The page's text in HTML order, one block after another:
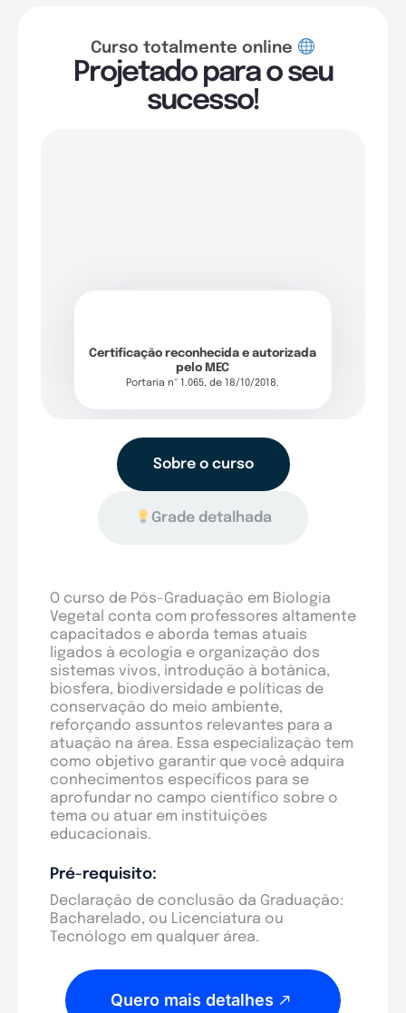
Curso totalmente online
Projetado para o seu
sucesso!
Certificação reconhecida e autorizada
pelo MEC
Portaria nº 1.065, de 18/10/2018.
Sobre o curso
Grade detalhada
O curso de Pós-Graduação em Biologia
Vegetal conta com professores altamente
capacitados e aborda temas atuais
ligados à ecologia e organização dos
sistemas vivos, introdução à botânica,
biosfera, biodiversidade e políticas de
conservação do meio ambiente,
reforçando assuntos relevantes para a
atuação na área. Essa especialização tem
como objetivo garantir que você adquira
conhecimentos específicos para se
aprofundar no campo científico sobre o
tema ou atuar em instituições
educacionais.
Pré-requisito:
Declaração de conclusão da Graduação:
Bacharelado, ou Licenciatura ou
Tecnólogo em qualquer área.
Quero mais detalhes